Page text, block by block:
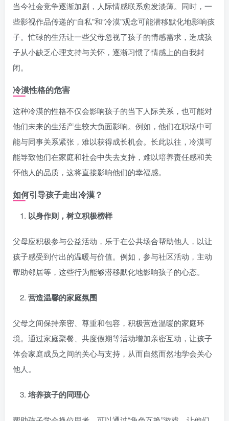
当今社会竞争逐渐加剧，人际情感联系愈发淡薄。同时，一
些影视作品传递的“自私”和“冷漠”观念可能潜移默化地影响孩
子。忙碌的生活让一些父母忽视了孩子的情感需求，造成孩
子从小缺乏心理支持与关怀，逐渐习惯了情感上的自我封
闭。
冷漠性格的危害
这种冷漠的性格不仅会影响孩子的当下人际关系，也可能对
他们未来的生活产生较大负面影响。例如，他们在职场中可
能与同事关系紧张，难以获得成长机会。长此以往，冷漠可
能导致他们在家庭和社会中失去支持，难以培养责任感和关
怀他人的品质，这将直接影响他们的幸福感。
如何引导孩子走出冷漠？
以身作则，树立积极榜样
父母应积极参与公益活动，乐于在公共场合帮助他人，以让
孩子感受到付出的温暖与价值。例如，参与社区活动，主动
帮助邻居等，这些行为能够潜移默化地影响孩子的心态。
营造温馨的家庭氛围
父母之间保持亲密、尊重和包容，积极营造温暖的家庭环
境。通过家庭聚餐、共度假期等活动增加亲密互动，让孩子
体会家庭成员之间的关心与支持，从而自然而然地学会关心
他人。
培养孩子的同理心